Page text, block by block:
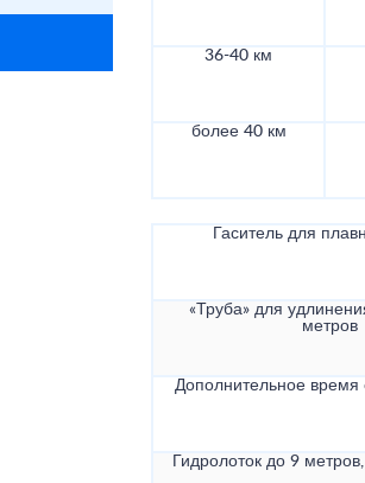
36-40 км
более 40 км
Гаситель для
«Труба» для
метров
Дополнительное
Гидролоток до 9